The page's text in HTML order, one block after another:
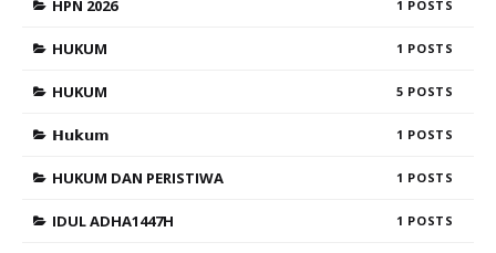
HPN 2026 1
HUKUM 1
HUKUM 5
𝗛𝘂𝗸𝘂𝗺 1
HUKUM DAN PERISTIWA 1
IDUL ADHA1447H 1